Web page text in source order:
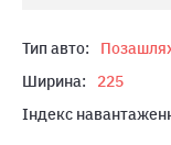
Тип авто:
Ширина:
225
Індекс